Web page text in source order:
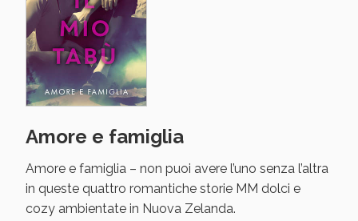
Amore e famiglia
Amore e famiglia – non puoi avere l’uno senza l’altra
in queste quattro romantiche storie MM dolci e
cozy ambientate in Nuova Zelanda.